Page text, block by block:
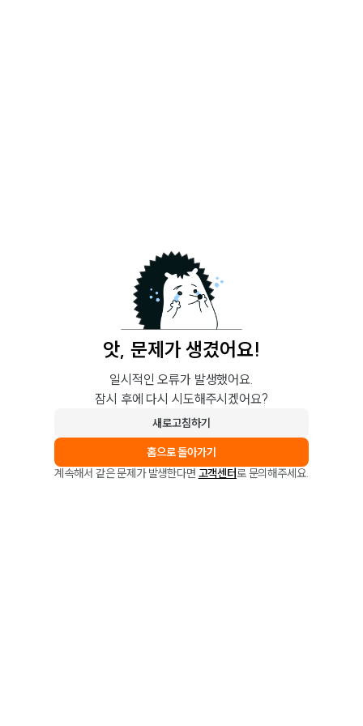
앗, 문제가 생겼어요!
일시적인 오류가 발생했어요.
잠시 후에 다시 시도해주시겠어요?
새로고침하기
홈으로 돌아가기
계속해서 같은 문제가 발생한다면 고객센터로 문의해주세요.